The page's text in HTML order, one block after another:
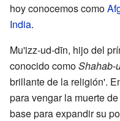
hoy conocemos como
India.
Mu'izz-ud-dīn, hijo del
conocido comoShahab-
brillante de la religión'.
para vengar la muerte
base para expandir su